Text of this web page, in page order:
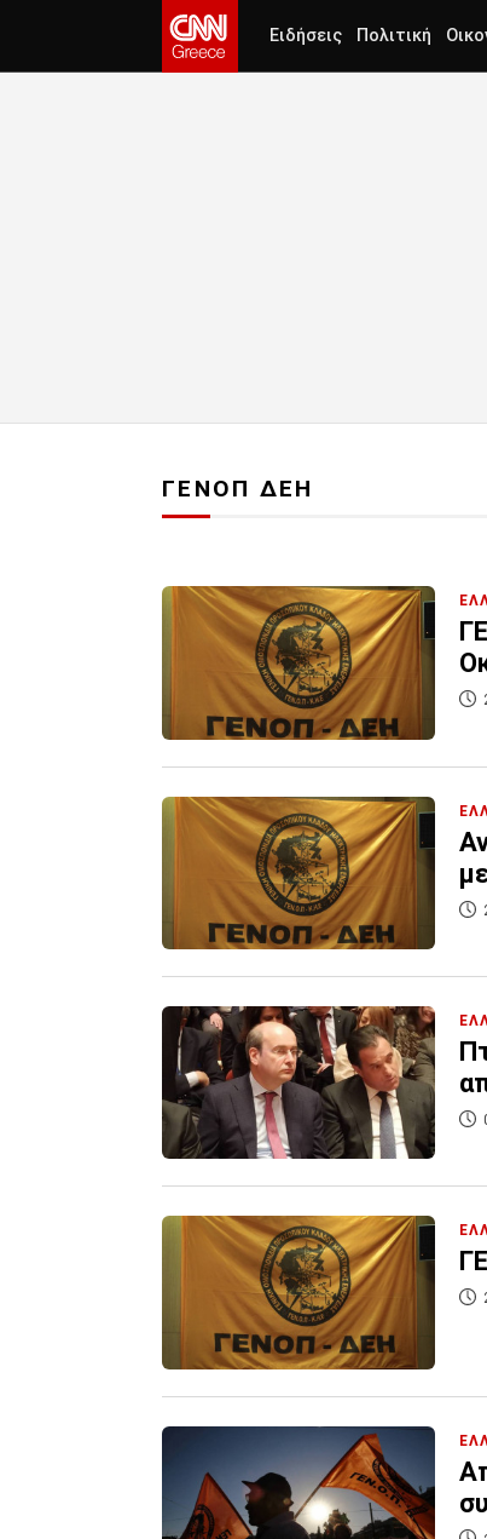
Ειδήσεις Πολιτική
ΓΕΝΟΠ ΔΕΗ